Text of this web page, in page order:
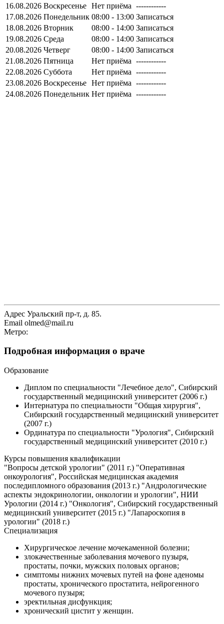
16.08.2026 Воскресенье Нет приёма ------------
17.08.2026 Понедельник 08:00 - 13:00 Записаться
18.08.2026 Вторник 08:00 - 14:00 Записаться
19.08.2026 Среда 08:00 - 14:00 Записаться
20.08.2026 Четверг 08:00 - 14:00 Записаться
21.08.2026 Пятница Нет приёма ------------
22.08.2026 Суббота Нет приёма ------------
23.08.2026 Воскресенье Нет приёма ------------
24.08.2026 Понедельник Нет приёма ------------
Адрес Уральский пр-т, д. 85.
Email olmed@mail.ru
Метро:
Подробная информация о враче
Образование
Диплом по специальности "Лечебное дело", Сибирский
государственный медицинский университет (2006 г.)
Интернатура по специальности "Общая хирургия",
Сибирский государственный медицинский университет
(2007 г.)
Ординатура по специальности "Урология", Сибирский
государственный медицинский университет (2010 г.)
Курсы повышения квалификации
"Вопросы детской урологии" (2011 г.) "Оперативная
онкоурология", Российская медицинская академия
последипломного образования (2013 г.) "Андрологические
аспекты эндокринологии, онкологии и урологии", НИИ
Урологии (2014 г.) "Онкология", Сибирский государственный
медицинский университет (2015 г.) "Лапароскопия в
урологии" (2018 г.)
Специализация
Хирургическое лечение мочекаменной болезни;
злокачественные заболевания мочевого пузыря,
простаты, почки, мужских половых органов;
симптомы нижних мочевых путей на фоне аденомы
простаты, хронического простатита, нейрогенного
мочевого пузыря;
эректильная дисфункция;
хронический цистит у женщин.